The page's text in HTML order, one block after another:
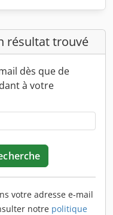
résultat trouvé
dès que de
à votre
votre adresse e-mail
notre politique